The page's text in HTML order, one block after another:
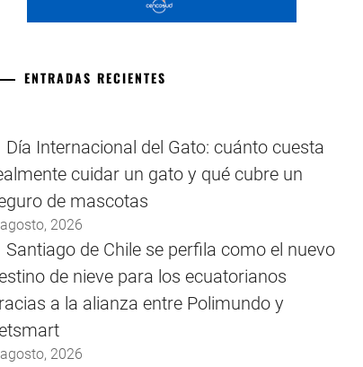
ENTRADAS RECIENTES
Día Internacional del Gato: cuánto cuesta
cuidar un gato y qué cubre un
de mascotas
2026
Santiago de Chile se perfila como el nuevo
de nieve para los ecuatorianos
a la alianza entre Polimundo y
2026